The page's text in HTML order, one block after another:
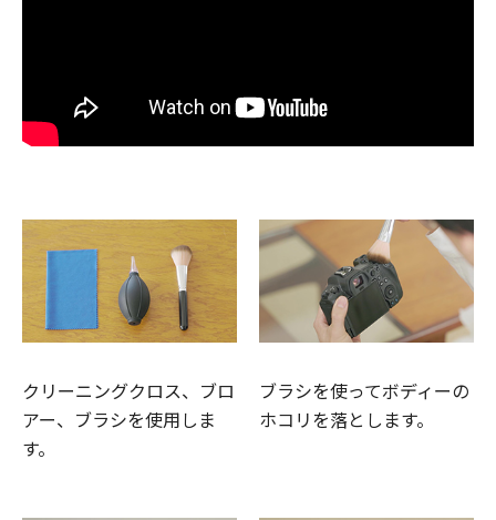
クリーニングクロス、ブロ
アー、ブラシを使用しま
す。
ブラシを使ってボディーの
ホコリを落とします。